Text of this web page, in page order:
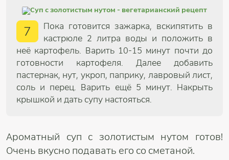
7
Пока готовится зажарка, вскипятить в
кастрюле 2 литра воды и положить в
неё картофель. Варить 10-15 минут почти до
готовности картофеля. Далее добавить
пастернак, нут, укроп, паприку, лавровый лист,
соль и перец. Варить ещё 5 минут. Накрыть
крышкой и дать супу настояться.
Ароматный суп с золотистым нутом готов!
Очень вкусно подавать его со сметаной.